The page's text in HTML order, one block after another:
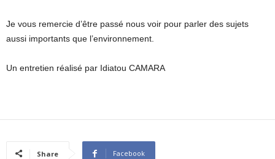
Je vous remercie d’être passé nous voir pour parler des sujets
aussi importants que l’environnement.
Un entretien réalisé par Idiatou CAMARA
Share Facebook